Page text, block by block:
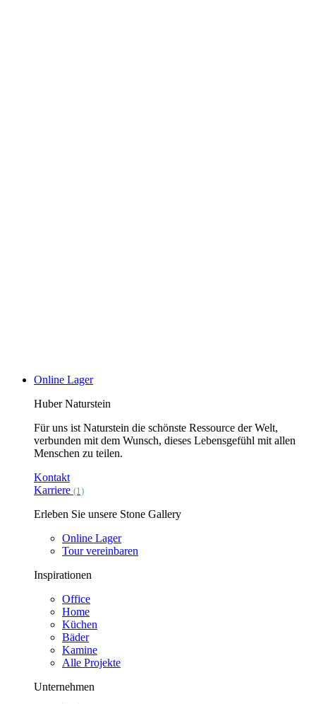
Online Lager
Huber Naturstein
Für uns ist Naturstein die schönste Ressource der Welt,
verbunden mit dem Wunsch, dieses Lebensgefühl mit allen
Menschen zu teilen.
Kontakt
Karriere (1)
Erleben Sie unsere Stone Gallery
Online Lager
Tour vereinbaren
Inspirationen
Office
Home
Küchen
Bäder
Kamine
Alle Projekte
Unternehmen